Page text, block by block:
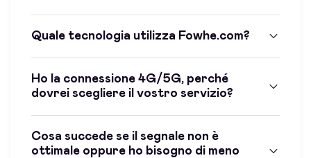
Quale tecnologia utilizza Fowhe.com?
Ho la connessione 4G/5G, perché
dovrei scegliere il vostro servizio?
Cosa succede se il segnale non è
ottimale oppure ho bisogno di meno